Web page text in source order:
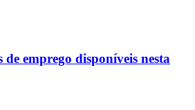
de emprego disponíveis nesta